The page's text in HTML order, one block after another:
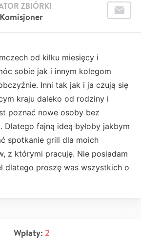
ZBIÓRKI
od kilku miesięcy i
sobie jak i innym kolegom
Inni tak jak i ja czują się
kraju daleko od rodziny i
poznać nowe osoby bez
Dlatego fajną ideą byłoby jakbym
spotkanie grill dla moich
z którymi pracuję. Nie posiadam
dlatego proszę was wszystkich o
Wpłaty: 2